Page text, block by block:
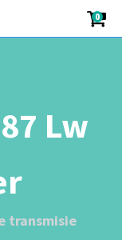
0
Lw
transmisie